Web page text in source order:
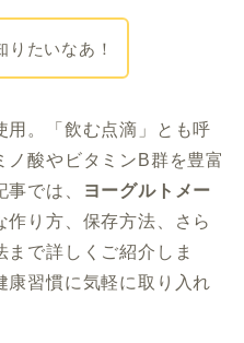
りたいなあ！
用。「飲む点滴」とも呼
ノ酸やビタミンB群を豊富
では、
ヨーグルトメー
作り方、保存方法、さら
で詳しくご紹介しま
康習慣に気軽に取り入れ